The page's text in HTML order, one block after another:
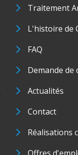
Traitement
L'histoire de
FAQ
Demande de
Actualités
Contact
Réalisations